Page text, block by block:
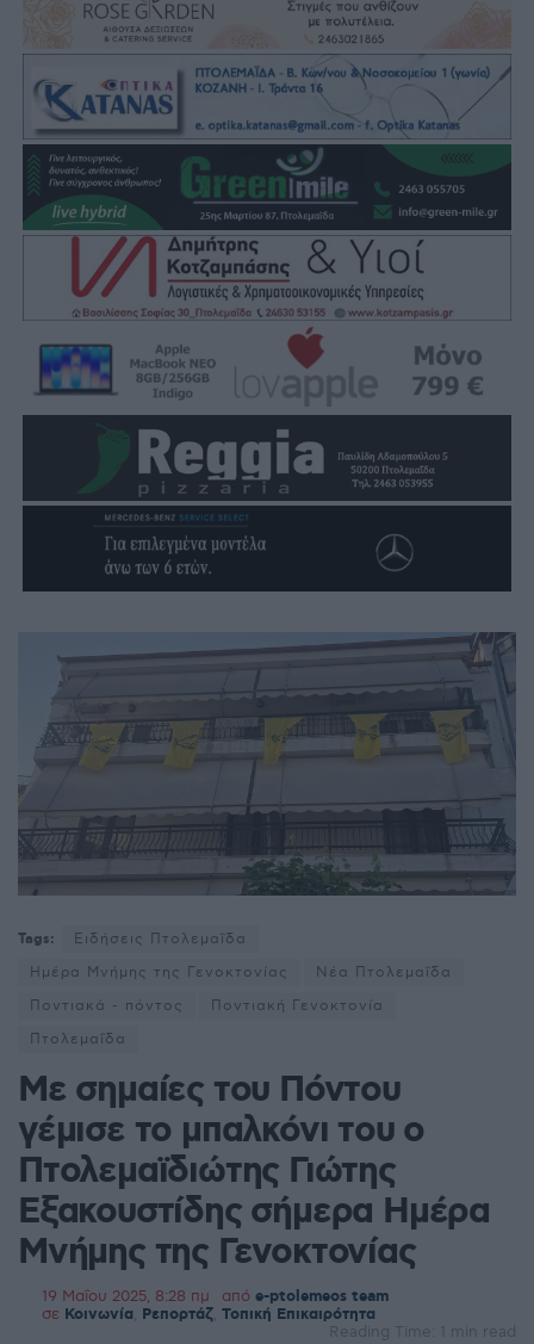
Tags:
Ειδήσεις Πτολεμαΐδα
Ημέρα Μνήμης της Γενοκτονίας
Νέα Πτολεμαΐδα
Ποντιακά - πόντος
Ποντιακή Γενοκτονία
Πτολεμαΐδα
Με σημαίες του Πόντου
γέμισε το μπαλκόνι του ο
Πτολεμαϊδιώτης Γιώτης
Εξακουστίδης σήμερα Ημέρα
Μνήμης της Γενοκτονίας
19 Μαΐου 2025, 8:28 πμ από e-ptolemeos team
σε Κοινωνία Ρεπορτάζ Τοπική Επικαιρότητα
Reading Time: 1 min read